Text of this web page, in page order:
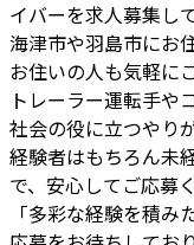
イバーを求人募集し
海津市や羽島市にお
お住いの人も気軽に
トレーラー運転手や
社会の役に立つやり
経験者はもちろん未
で、安心してご応募
「多彩な経験を積